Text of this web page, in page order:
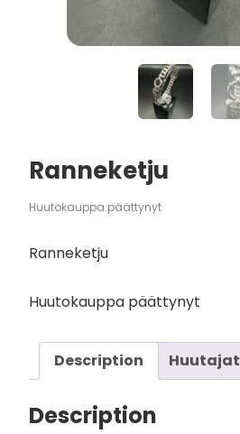
Ranneketju
Huutokauppa päättynyt
Ranneketju
Huutokauppa päättynyt
Description Huutajat
Description